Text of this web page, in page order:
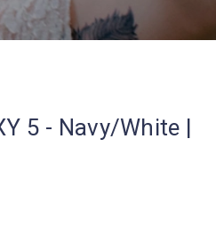
5 - Navy/White |